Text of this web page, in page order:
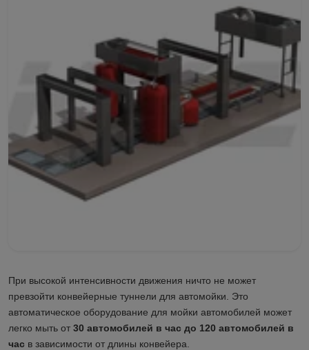
При высокой интенсивности движения ничто не может
превзойти конвейерные туннели для автомойки. Это
автоматическое оборудование для мойки автомобилей может
легко мыть от 30 автомобилей в час до 120 автомобилей в
час в зависимости от длины конвейера.